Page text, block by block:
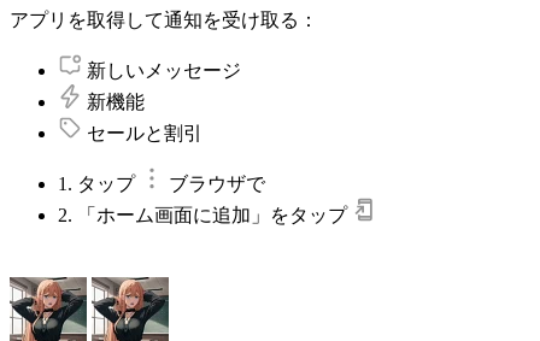
アプリを取得して通知を受け取る：
新しいメッセージ
新機能
セールと割引
1. タップ
ブラウザで
2. 「ホーム画面に追加」をタップ